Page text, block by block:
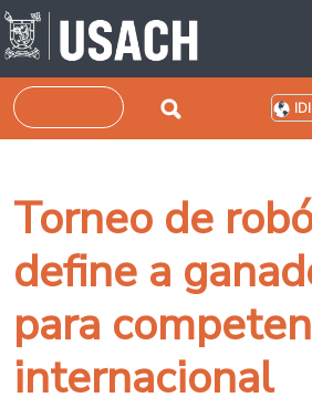
Pasar al contenido principal
Buscar
Torneo de
define a
para
internacional